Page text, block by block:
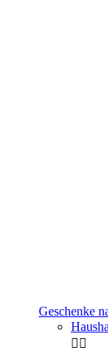
Geschenke
 